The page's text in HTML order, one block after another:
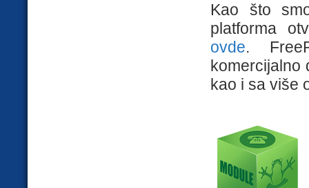
Kao što
platforma
ovde.
komercijalno
kao i sa više